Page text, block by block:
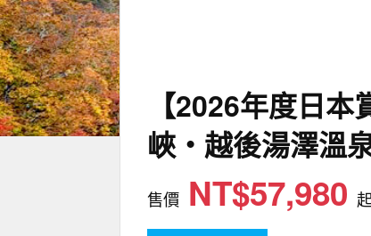
【2026年度日
峽‧越後湯澤溫
售價 NT$57,980